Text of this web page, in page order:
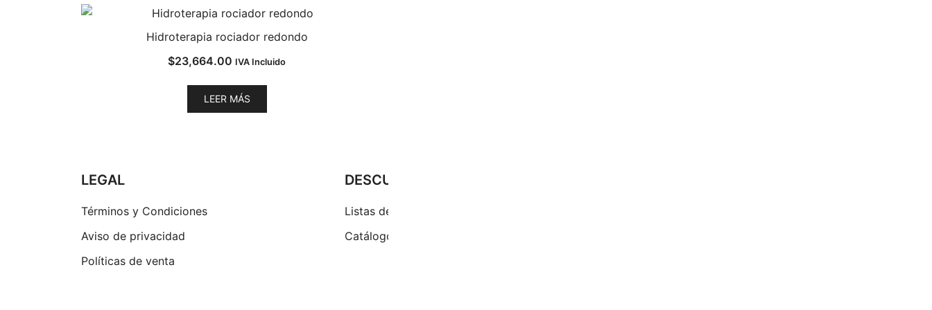
Hidroterapia rociador redondo
$23,664.00 IVA Incluido
LEER MÁS
LEGAL
Términos y Condiciones
Aviso de privacidad
Políticas de venta
DESCUBRE
Listas de precios
Catálogos